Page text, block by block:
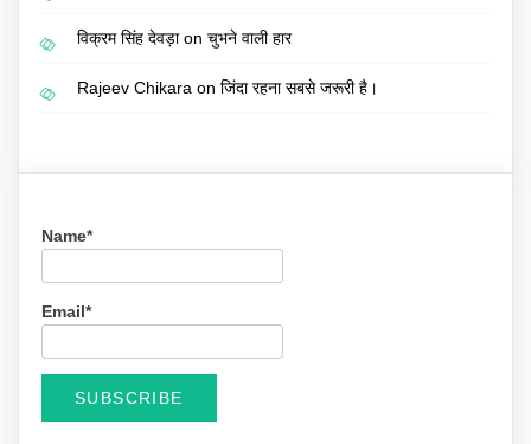
विक्रम सिंह देवड़ाon चुभने वाली हार
Rajeev Chikara on जिंदा रहना सबसे जरूरी है।
Name*
Email*